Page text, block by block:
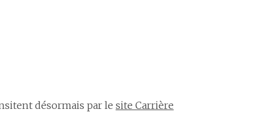
désormais par le site Carrière